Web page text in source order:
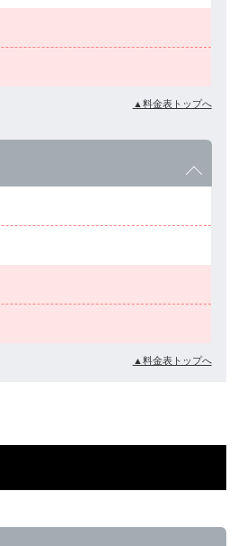
▲料金表トップへ
▲料金表トップへ